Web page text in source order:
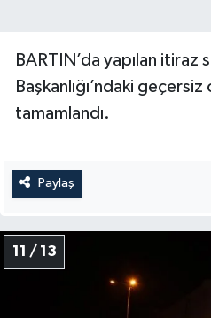
BARTIN’da yapılan itiraz
Başkanlığı’ndaki geçersiz
tamamlandı.
Paylaş
11 / 13